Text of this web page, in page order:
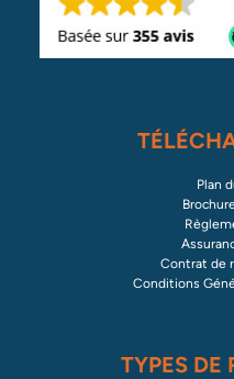
Plan
Contrat de
Conditions
TYPES DE